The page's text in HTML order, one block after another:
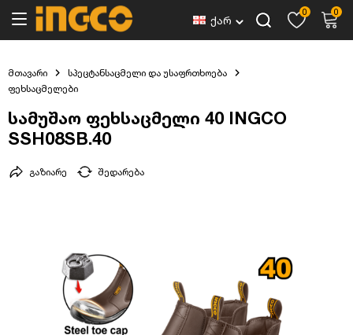
ქარ
0 0
მთავარი
სპეცტანსაცმელი და უსაფრთხოება
ფეხსაცმელები
სამუშაო ფეხსაცმელი 40 INGCO
SSH08SB.40
შედარება
გაზიარე